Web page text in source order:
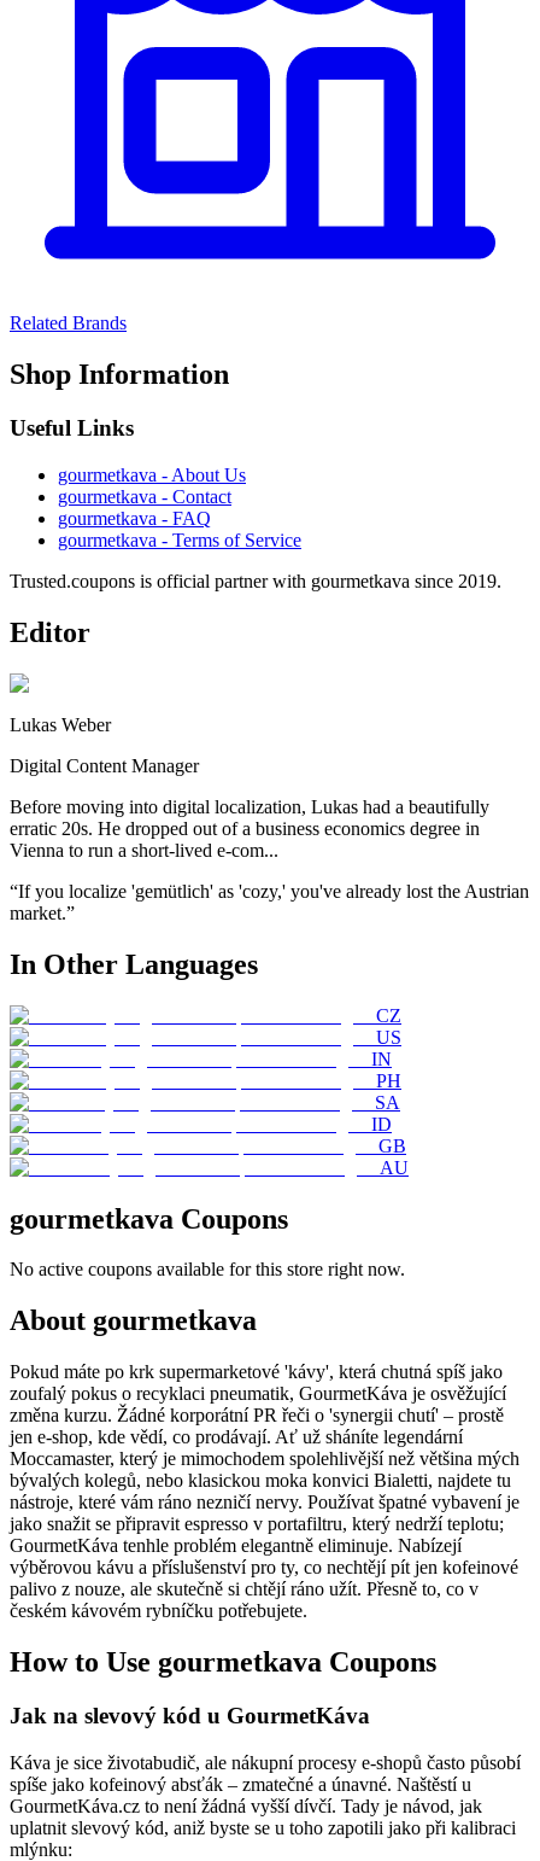
Related Brands
Shop Information
Useful Links
gourmetkava - About Us
gourmetkava - Contact
gourmetkava - FAQ
gourmetkava - Terms of Service
Trusted.coupons is official partner with gourmetkava since 2019.
Editor
Lukas Weber
Digital Content Manager
Before moving into digital localization, Lukas had a beautifully
erratic 20s. He dropped out of a business economics degree in
Vienna to run a short-lived e-com...
“If you localize 'gemütlich' as 'cozy,' you've already lost the Austrian
market.”
In Other Languages
CZ
US
IN
PH
SA
ID
GB
AU
gourmetkava Coupons
No active coupons available for this store right now.
About gourmetkava
Pokud máte po krk supermarketové 'kávy', která chutná spíš jako
zoufalý pokus o recyklaci pneumatik, GourmetKáva je osvěžující
změna kurzu. Žádné korporátní PR řeči o 'synergii chutí' – prostě
jen e-shop, kde vědí, co prodávají. Ať už sháníte legendární
Moccamaster, který je mimochodem spolehlivější než většina mých
bývalých kolegů, nebo klasickou moka konvici Bialetti, najdete tu
nástroje, které vám ráno nezničí nervy. Používat špatné vybavení je
jako snažit se připravit espresso v portafiltru, který nedrží teplotu;
GourmetKáva tenhle problém elegantně eliminuje. Nabízejí
výběrovou kávu a příslušenství pro ty, co nechtějí pít jen kofeinové
palivo z nouze, ale skutečně si chtějí ráno užít. Přesně to, co v
českém kávovém rybníčku potřebujete.
How to Use gourmetkava Coupons
Jak na slevový kód u GourmetKáva
Káva je sice životabudič, ale nákupní procesy e-shopů často působí
spíše jako kofeinový absťák – zmatečné a únavné. Naštěstí u
GourmetKáva.cz to není žádná vyšší dívčí. Tady je návod, jak
uplatnit slevový kód, aniž byste se u toho zapotili jako při kalibraci
mlýnku: